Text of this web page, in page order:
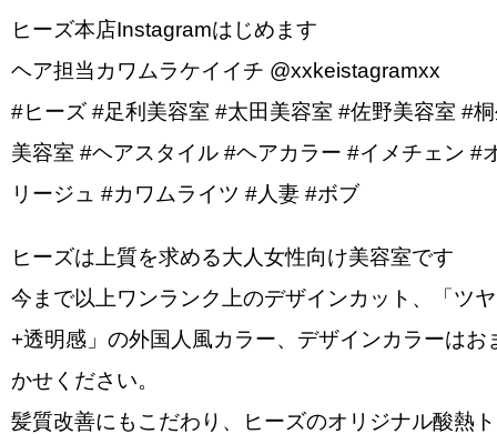
ヒーズ本店Instagramはじめます
ヘア担当カワムラケイイチ @xxkeistagramxx
#ヒーズ #足利美容室 #太田美容室 #佐野美容室 #
美容室 #ヘアスタイル #ヘアカラー #イメチェン #
リージュ #カワムライツ #人妻 #ボブ
ヒーズは上質を求める大人女性向け美容室です
今まで以上ワンランク上のデザインカット、「ツヤ
+透明感」の外国人風カラー、デザインカラーはお
かせください。
髪質改善にもこだわり、ヒーズのオリジナル酸熱